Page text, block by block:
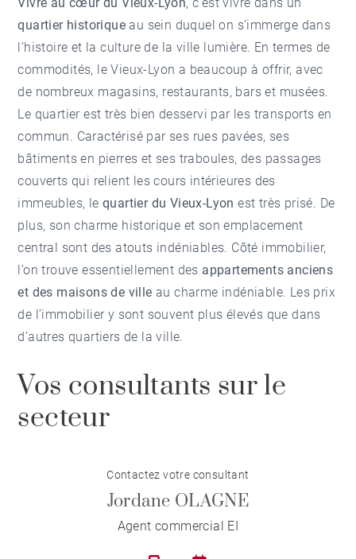
quartier historique au sein duquel on s’immerge dans
l’histoire et la culture de la ville lumière. En termes de
commodités, le Vieux-Lyon a beaucoup à offrir, avec
de nombreux magasins, restaurants, bars et musées.
Le quartier est très bien desservi par les transports en
commun. Caractérisé par ses rues pavées, ses
bâtiments en pierres et ses traboules, des passages
couverts qui relient les cours intérieures des
immeubles, lequartier du Vieux-Lyon est très prisé. De
plus, son charme historique et son emplacement
central sont des atouts indéniables. Côté immobilier,
l’on trouve essentiellement des appartements anciens
et des maisons de ville au charme indéniable. Les prix
de l’immobilier y sont souvent plus élevés que dans
d’autres quartiers de la ville.
Vos consultants sur le
secteur
Contactez votre consultant
Jordane OLAGNE
Agent commercial EI